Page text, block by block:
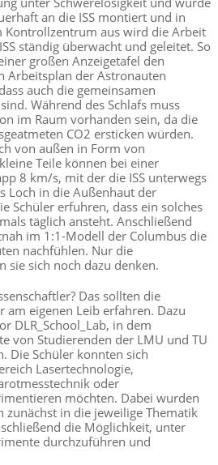
an die ISS montiert und in
Kontrollzentrum aus wird die Arbeit
ständig überwacht und geleitet. So
großen Anzeigetafel den
Arbeitsplan der Astronauten
auch die gemeinsamen
Während des Schlafs muss
im Raum vorhanden sein, da die
CO2 ersticken würden.
von außen in Form von
Teilekönnen bei einer
8 km/s, mit der die ISS unterwegs
Loch in die Außenhaut der
Schüler erfuhren, dass ein solches
täglich ansteht. Anschließend
im 1:1-Modell der Columbus die
nachfühlen. Nur die
sie sich noch dazu denken.
Das sollten die
am eigenen Leib erfahren. Dazu
DLR_School_Lab, in dem
von Studierenden der LMU und TU
Die Schüler konnten sich
Lasertechnologie,
oder
möchten. Dabei wurden
zunächst in die jeweilige Thematik
die Möglichkeit, unter
durchzuführen und